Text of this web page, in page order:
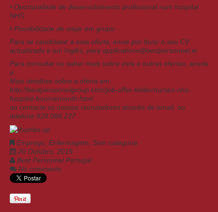
• Oportunidade de desenvolvimento profissional num hospital
NHS
• Possibilidade de viajar em grupo
Para se candidatar a esta oferta, envie por favor o seu CV
actualizado e em Inglês, para applications@bestpersonnel.ie
Para consultar ou saber mais sobre esta e outras ofertas, aceda
a:
Mais detalhes sobre a oferta em:
http://bestpersonnelgroup.com/job-offer-folder/nurses-nhs-
hospital-bournemouth.html
ou contacte os nossos recrutadores através de email, ou
telefone 929 089 237
Emprego Enfermagem Sem categoria
20 Outubro, 2015
Best Personnel Portugal
No comments